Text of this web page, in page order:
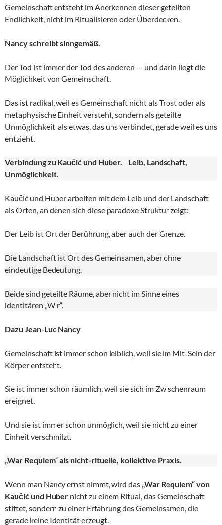
Gemeinschaft entsteht im Anerkennen dieser geteilten
Endlichkeit, nicht im Ritualisieren oder Überdecken.
Nancy schreibt sinngemäß.
Der Tod ist immer der Tod des anderen — und darin liegt die
Möglichkeit von Gemeinschaft.
Das ist radikal, weil es Gemeinschaft nicht als Trost oder als
metaphysische Einheit versteht, sondern als geteilte
Unmöglichkeit, als etwas, das uns verbindet, gerade weil es uns
entzieht.
Verbindung zu Kaučić und Huber. Leib, Landschaft,
Unmöglichkeit.
Kaučić und Huber arbeiten mit dem Leib und der Landschaft
als Orten, an denen sich diese paradoxe Struktur zeigt:
Der Leib ist Ort der Berührung, aber auch der Grenze.
Die Landschaft ist Ort des Gemeinsamen, aber ohne
eindeutige Bedeutung.
Beide sind geteilte Räume, aber nicht im Sinne eines
identitären „Wir“.
Dazu Jean-Luc Nancy
Gemeinschaft ist immer schon leiblich, weil sie im Mit-Sein der
Körper entsteht.
Sie ist immer schon räumlich, weil sie sich im Zwischenraum
ereignet.
Und sie ist immer schon unmöglich, weil sie nicht zu einer
Einheit verschmilzt.
„War Requiem“ als nicht-rituelle, kollektive Praxis.
Wenn man Nancy ernst nimmt, wird das „War Requiem“ von
Kaučić und Huber nicht zu einem Ritual, das Gemeinschaft
stiftet, sondern zu einer Erfahrung des Gemeinsamen, die
gerade keine Identität erzeugt.